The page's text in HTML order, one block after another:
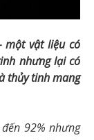
một vật liệu có
nhưng lại có
thủy tinh mang
92% nhưng